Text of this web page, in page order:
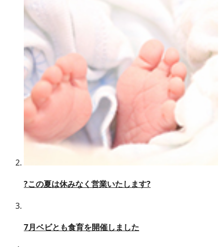
?この夏は休みなく営業いたします?
7月ベビとも食育を開催しました